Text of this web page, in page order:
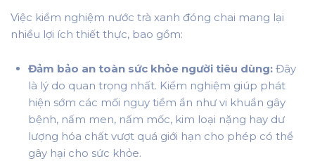
Việc kiểm nghiệm nước trà xanh đóng chai mang lại
nhiều lợi ích thiết thực, bao gồm:
Đảm bảo an toàn sức khỏe người tiêu dùng: Đây
là lý do quan trọng nhất. Kiểm nghiệm giúp phát
hiện sớm các mối nguy tiềm ẩn như vi khuẩn gây
bệnh, nấm men, nấm mốc, kim loại nặng hay dư
lượng hóa chất vượt quá giới hạn cho phép có thể
gây hại cho sức khỏe.